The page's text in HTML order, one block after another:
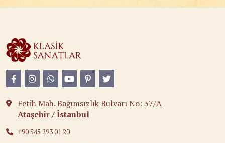
Fetih Mah. Bağımsızlık Bulvarı No: 37/A
Ataşehir / İstanbul
+90 545 293 01 20